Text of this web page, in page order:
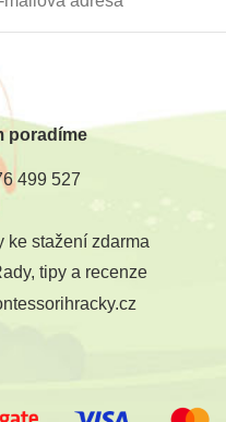
poradíme
499 527
ke stažení zdarma
tipy a recenze